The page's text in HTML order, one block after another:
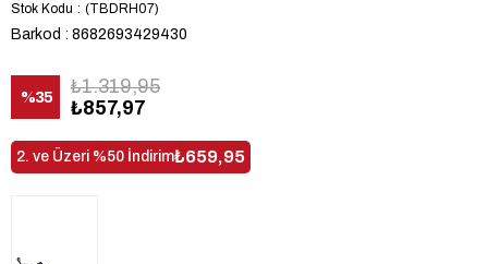
Stok Kodu
(TBDRH07)
Barkod : 8682693429430
%35
İndirim
₺1.319,95
₺857,97
2. ve Üzeri %50 İndirim₺659,95